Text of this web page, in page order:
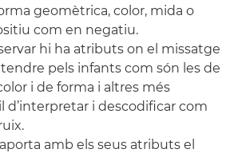
geomètrica, color, mida o
com en negatiu.
hi ha atributs on el missatge
pels infants com són les de
i de forma i altres més
d’interpretar i descodificar com
amb els seus atributs el